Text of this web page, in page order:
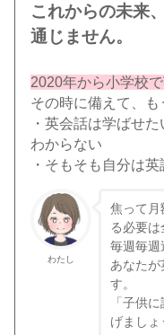
これからの未来
通じません。
2020年から小学校
その時に備えて、も
・英会話は学ばせ
わからない
・そもそも自分は
わたし
焦って月
る必要は
毎週毎週
あなた
す。
「子供
げましょ